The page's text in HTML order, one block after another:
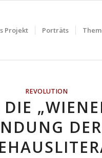
Projekt Porträts
REVOLUTION